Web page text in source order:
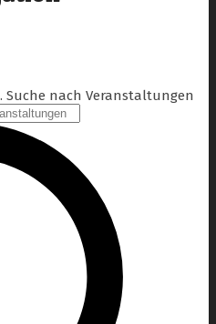
Suche nach Veranstaltungen